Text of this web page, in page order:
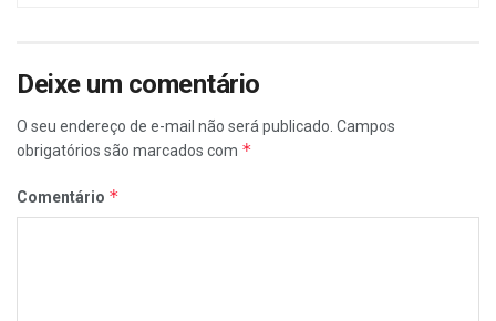
Deixe um comentário
O seu endereço de e-mail não será publicado. Campos
obrigatórios são marcados com *
Comentário *